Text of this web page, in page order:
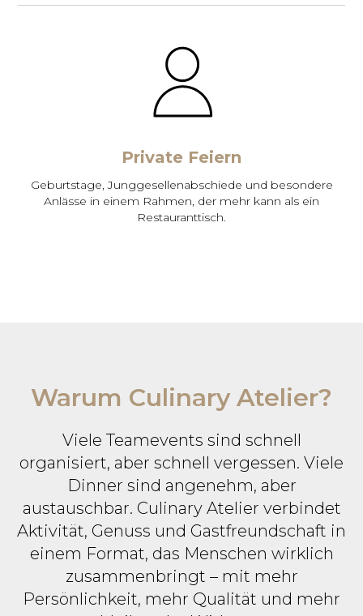
Private Feiern
Geburtstage, Junggesellenabschiede und besondere
Anlässe in einem Rahmen, der mehr kann als ein
Restauranttisch.
Warum Culinary Atelier?
Viele Teamevents sind schnell
organisiert, aber schnell vergessen. Viele
Dinner sind angenehm, aber
austauschbar. Culinary Atelier verbindet
Aktivität, Genuss und Gastfreundschaft in
einem Format, das Menschen wirklich
zusammenbringt – mit mehr
Persönlichkeit, mehr Qualität und mehr